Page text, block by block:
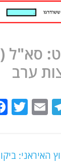
סא"ל
ערב
T
g
E
l
T
האיראני: